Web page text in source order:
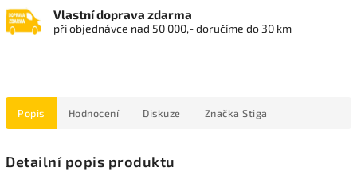
Vlastní doprava zdarma
při objednávce nad 50 000,- doručíme do 30 km
Popis Hodnocení Diskuze Značka Stiga
Detailní popis produktu